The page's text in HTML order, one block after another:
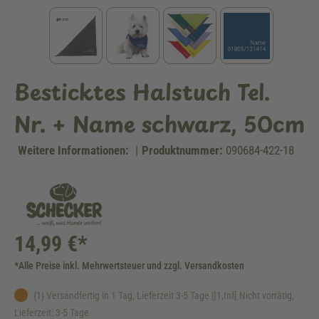
Besticktes Halstuch Tel.
Nr. + Name schwarz, 50cm
Weitere Informationen: | Produktnummer: 090684-422-18
14,99 €*
*Alle Preise inkl. Mehrwertsteuer und zzgl. Versandkosten
{1} Versandfertig in 1 Tag, Lieferzeit 3-5 Tage |]1,Inf[ Nicht vorrätig,
Lieferzeit: 3-5 Tage